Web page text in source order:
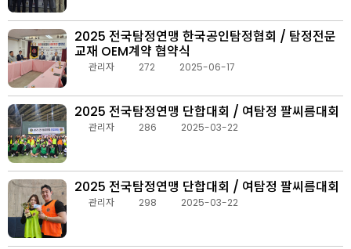
2025 전국탐정연맹 한국공인탐정협회 / 탐정전문
교재 OEM계약 협약식
관리자 272 2025-06-17
2025 전국탐정연맹 단합대회 / 여탐정 팔씨름대회
관리자 286 2025-03-22
2025 전국탐정연맹 단합대회 / 여탐정 팔씨름대회
관리자 298 2025-03-22